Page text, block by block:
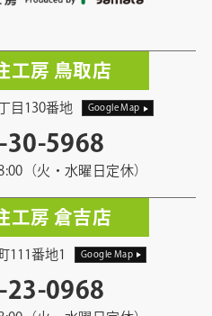
工房 鳥取店
目130番地 Google Map
30-5968
（火・水曜日定休）
工房 倉吉店
111番地1 Google Map
23-0968